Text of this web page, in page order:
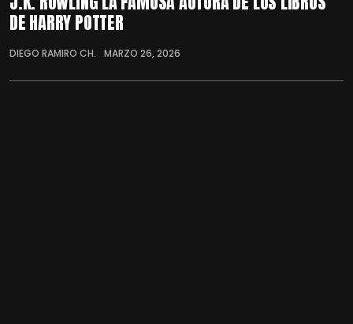
DE HARRY POTTER
DIEGO RAMIRO CH. MARZO 26, 2026